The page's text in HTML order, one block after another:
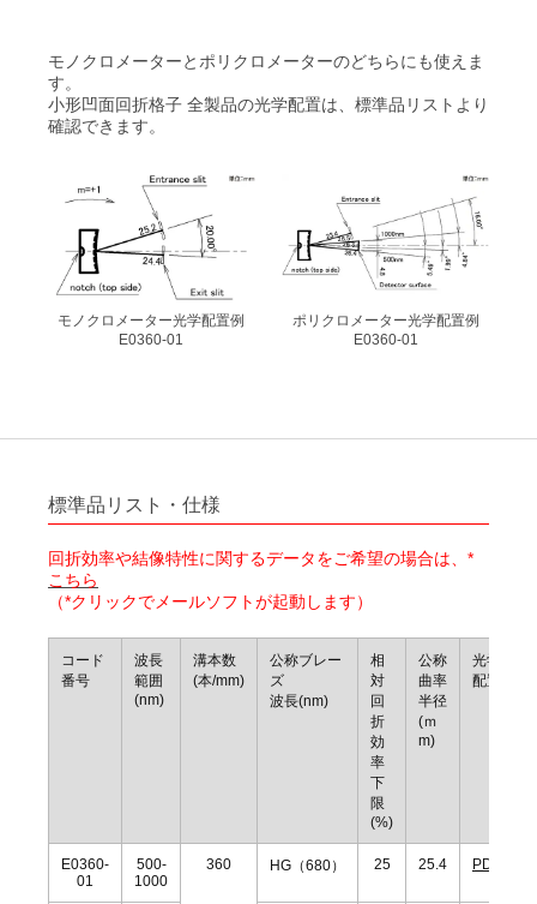
モノクロメーターとポリクロメーターのどちらにも使えま
す。
小形凹面回折格子 全製品の光学配置は、標準品リストより
確認できます。
モノクロメーター光学配置例
E0360-01
ポリクロメーター光学配置例
E0360-01
標準品リスト・仕様
回折効率や結像特性に関するデータをご希望の場合は、*
こちら
（*クリックでメールソフトが起動します）
コード
番号
波長
範囲
(nm)
溝本数
(本/mm)
公称ブレー
ズ
波長(nm)
相
対
回
折
効
率
下
限
(%)
公称
曲率
半径
(ｍ
m)
光学
配置
E0360-
01
500-
1000
360 HG（680） 25 25.4 PDF